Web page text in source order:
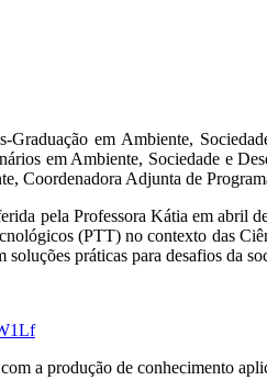
em Ambiente,
em Ambiente, Sociedade e
Coordenadora Adjunta de
pela Professora Kátia em abril
(PTT) no contexto das
práticas para desafios da
a produção de conhecimento